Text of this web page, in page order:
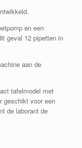
en een
geval 12 pipetten in
aan de
tafelmodel met
geschikt voor een
de laborant de